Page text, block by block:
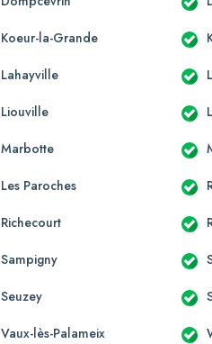
Koeur-la-Grande
Lahayville
Liouville
Marbotte
Les Paroches
Richecourt
Sampigny
Seuzey
Vaux-lès-Palameix